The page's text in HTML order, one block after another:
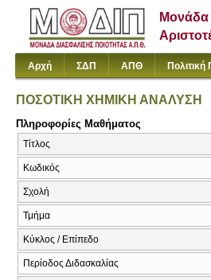
Μονάδα
Αρχή ΣΔΠ ΑΠΘ Πολιτική
ΠΟΣΟΤΙΚΗ ΧΗΜΙΚΗ ΑΝΑΛΥΣΗ
Πληροφορίες Μαθήματος
Τίτλος
Κωδικός
Σχολή
Τμήμα
Κύκλος / Επίπεδο
Περίοδος Διδασκαλίας